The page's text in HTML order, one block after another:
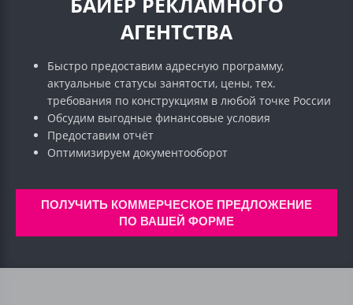
АГЕНТСТВА
Быстро предоставим адресную программу,
актуальные статусы занятости, цены, тех.
требования по конструкциям в любой точке России
Обсудим выгодные финансовые условия
Предоставим отчёт
Оптимизируем документооборот
ПОЛУЧИТЬ КОММЕРЧЕСКОЕ ПРЕДЛОЖЕНИЕ
ПО ВАШЕЙ ФОРМЕ